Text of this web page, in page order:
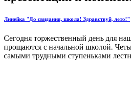
Линейка "До свидания, школа! Здравствуй, лето!"
Сегодня торжественный день для
прощаются с начальной школой.
самыми трудными ступеньками